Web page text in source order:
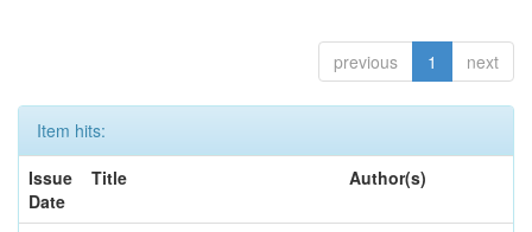
previous 1 next
Item hits:
Issue
Date
Title Author(s)